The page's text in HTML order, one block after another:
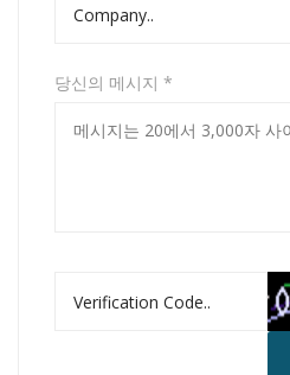
당신의 메시지 *